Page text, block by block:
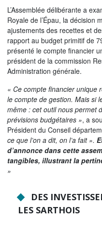
Tribunes politiques
L'Assemblée
Histoire des
Le budget 2026
Priorités et grands
2021-2025 : 4 ans
Plan de relance: le
de la reprise!
Recrutement et
Contacter le
L’Assemblée délibérante a
Royale de l’Épau, la décision
ajustements des recettes et
rapport au budget primitif de
présenté le compte financier
président de la commission
Administration générale.
« Ce compte financier unique
le compte de gestion. Mais si
même : cet outil nous permet
prévisions budgétaires », a
Président du Conseil
ce que l’on a dit, on l’a fait ».
d’annonce dans cette
tangibles, illustrant la
»
DES
LES SARTHOIS